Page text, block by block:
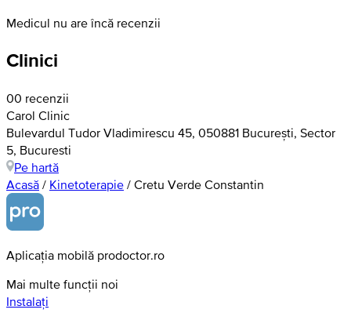
Medicul nu are încă recenzii
Clinici
00 recenzii
Carol Clinic
Bulevardul Tudor Vladimirescu 45, 050881 București, Sector
5, Bucuresti
Pe hartă
Acasă / Kinetoterapie / Cretu Verde Constantin
Aplicația mobilă prodoctor.ro
Mai multe funcții noi
Instalați